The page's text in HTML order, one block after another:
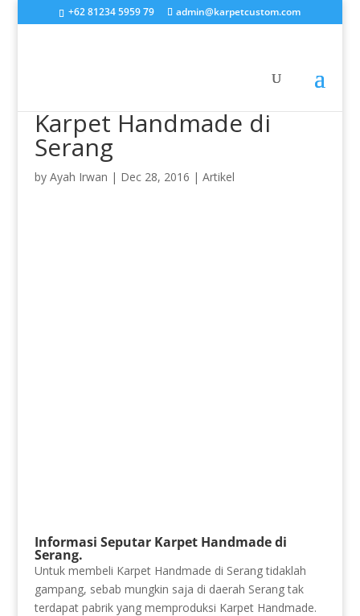
+62 81234 5959 79 admin@karpetcustom.com
Karpet Handmade di
Serang
by Ayah Irwan | Dec 28, 2016 | Artikel
Informasi Seputar Karpet Handmade di
Serang.
Untuk membeli Karpet Handmade di Serang tidaklah
gampang, sebab mungkin saja di daerah Serang tak
terdapat pabrik yang memproduksi Karpet Handmade.